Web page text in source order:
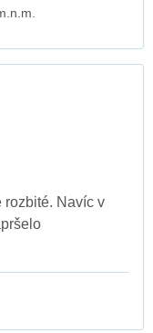
rozbité. Navíc v